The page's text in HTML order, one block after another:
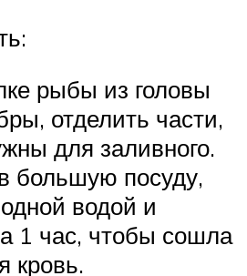
рыбы из головы
отделить части,
для заливного.
большую посуду,
водой и
1 час, чтобы сошла
кровь.